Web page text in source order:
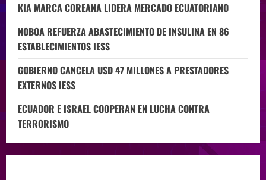
KIA MARCA COREANA LIDERA MERCADO ECUATORIANO
NOBOA REFUERZA ABASTECIMIENTO DE INSULINA EN 86
ESTABLECIMIENTOS IESS
GOBIERNO CANCELA USD 47 MILLONES A PRESTADORES
EXTERNOS IESS
ECUADOR E ISRAEL COOPERAN EN LUCHA CONTRA
TERRORISMO